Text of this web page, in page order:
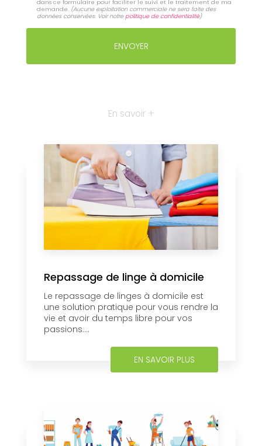
dans ce formulaire pour faciliter le suivi et le traitement de ma
demande. (Aucune exploitation commerciale ne sera faite des
données conservées. Voir notrepolitique de confidentialité)
En savoir +
Repassage de linge à domicile
Le repassage de linges à domicile est
une solution pratique pour vous rendre la
vie et avoir du temps libre pour vos
passions....
EN SAVOIR PLUS